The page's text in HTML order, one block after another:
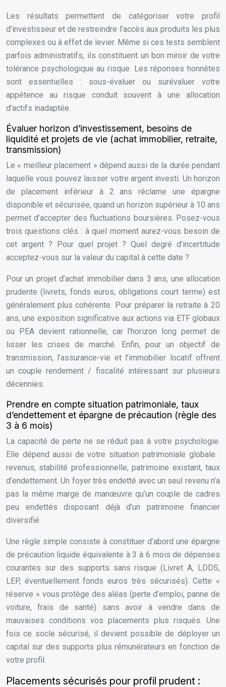
Les résultats permettent de catégoriser votre profil
d’investisseur et de restreindre l’accès aux produits les plus
complexes ou à effet de levier. Même si ces tests semblent
parfois administratifs, ils constituent un bon miroir de votre
tolérance psychologique au risque. Les réponses honnêtes
sont essentielles : sous-évaluer ou surévaluer votre
appétence au risque conduit souvent à une allocation
d’actifs inadaptée.
Évaluer horizon d’investissement, besoins de
liquidité et projets de vie (achat immobilier, retraite,
transmission)
Le « meilleur placement » dépend aussi de la durée pendant
laquelle vous pouvez laisser votre argent investi. Un horizon
de placement inférieur à 2 ans réclame une épargne
disponible et sécurisée, quand un horizon supérieur à 10 ans
permet d’accepter des fluctuations boursières. Posez-vous
trois questions clés : à quel moment aurez-vous besoin de
cet argent ? Pour quel projet ? Quel degré d’incertitude
acceptez-vous sur la valeur du capital à cette date ?
Pour un projet d’achat immobilier dans 3 ans, une allocation
prudente (livrets, fonds euros, obligations court terme) est
généralement plus cohérente. Pour préparer la retraite à 20
ans, une exposition significative aux actions via ETF globaux
ou PEA devient rationnelle, car l’horizon long permet de
lisser les crises de marché. Enfin, pour un objectif de
transmission, l’assurance-vie et l’immobilier locatif offrent
un couple rendement / fiscalité intéressant sur plusieurs
décennies.
Prendre en compte situation patrimoniale, taux
d’endettement et épargne de précaution (règle des
3 à 6 mois)
La capacité de perte ne se réduit pas à votre psychologie.
Elle dépend aussi de votre situation patrimoniale globale :
revenus, stabilité professionnelle, patrimoine existant, taux
d’endettement. Un foyer très endetté avec un seul revenu n’a
pas la même marge de manœuvre qu’un couple de cadres
peu endettés disposant déjà d’un patrimoine financier
diversifié.
Une règle simple consiste à constituer d’abord une épargne
de précaution liquide équivalente à 3 à 6 mois de dépenses
courantes sur des supports sans risque (Livret A, LDDS,
LEP, éventuellement fonds euros très sécurisés). Cette «
réserve » vous protège des aléas (perte d’emploi, panne de
voiture, frais de santé) sans avoir à vendre dans de
mauvaises conditions vos placements plus risqués. Une
fois ce socle sécurisé, il devient possible de déployer un
capital sur des supports plus rémunérateurs en fonction de
votre profil.
Placements sécurisés pour profil prudent :